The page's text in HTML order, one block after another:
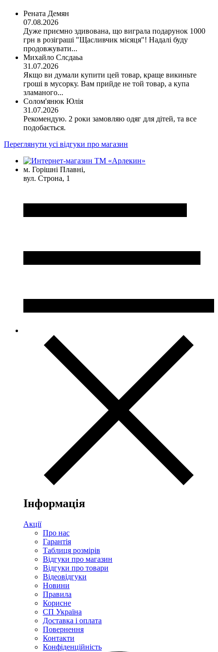
Рената Демян
07.08.2026
Дуже приємно здивована, що виграла подарунок 1000
грн в розіграші "Щасливчик місяця"! Надалі буду
продовжувати...
Михайло Слсдаьа
31.07.2026
Якщо ви думали купити цей товар, краще викиньте
гроші в мусорку. Вам прийде не той товар, а купа
зламаного...
Солом'янюк Юлія
31.07.2026
Рекомендую. 2 роки замовляю одяг для дітей, та все
подобається.
Переглянути усі відгуки про магазин
м. Горішні Плавні,
вул. Строна, 1
Інформація
Акції
Про нас
Гарантія
Таблиця розмірів
Відгуки про магазин
Відгуки про товари
Відеовідгуки
Новини
Правила
Корисне
СП Україна
Доставка і оплата
Повернення
Контакти
Конфіденційність